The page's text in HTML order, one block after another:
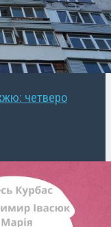
четверо